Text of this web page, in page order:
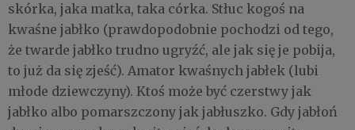
skórka, jaka matka, taka córka. Stłuc kogoś na
kwaśne jabłko (prawdopodobnie pochodzi od tego,
że twarde jabłko trudno ugryźć, ale jak się je pobija,
to już da się zjeść). Amator kwaśnych jabłek (lubi
młode dziewczyny). Ktoś może być czerstwy jak
jabłko albo pomarszczony jak jabłuszko. Gdy jabłoń